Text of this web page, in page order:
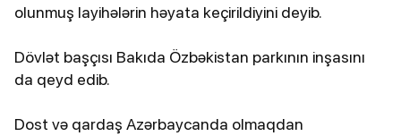
olunmuş layihələrin həyata keçirildiyini deyib.
Dövlət başçısı Bakıda Özbəkistan parkının inşasını
da qeyd edib.
Dost və qardaş Azərbaycanda olmaqdan